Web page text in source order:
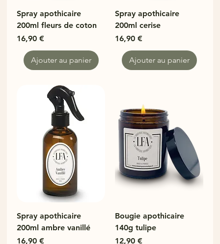
Spray apothicaire
200ml fleurs de coton
Prix
16,90 €
Ajouter au panier
Spray apothicaire
200ml cerise
Prix
16,90 €
Ajouter au panier
Spray apothicaire
200ml ambre vanillé
Prix
16,90 €
Bougie apothicaire
140g tulipe
Prix
12,90 €